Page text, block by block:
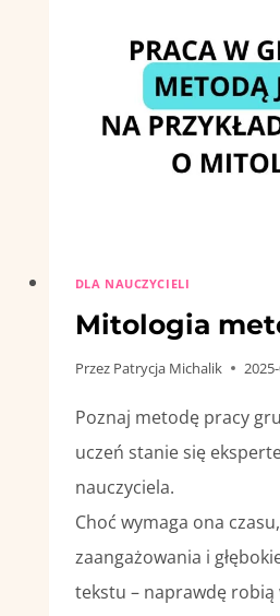
DLA NAUCZYCIELI
Mitologia
Przez Patrycja Michalik
Poznaj metodę pracy
uczeń stanie się
nauczyciela.
Choć wymaga ona
zaangażowania i
tekstu – naprawdę robią